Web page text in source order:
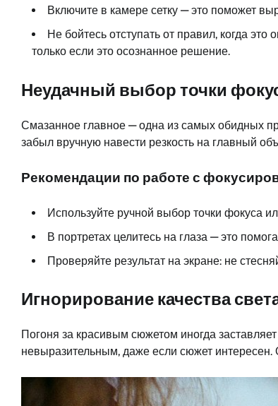
Включите в камере сетку — это поможет
Не бойтесь отступать от правил, когда
только если это осознанное решение.
Неудачный выбор точки
Смазанное главное — одна из самых обидных
забыл вручную навести резкость на главный
Рекомендации по работе с
Используйте ручной выбор точки фокуса
В портретах целитесь на глаза — это
Проверяйте результат на экране: не
Игнорирование качества
Погоня за красивым сюжетом иногда
невыразительным, даже если сюжет интересен.